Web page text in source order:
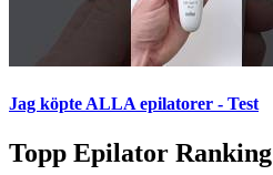
Jag köpte ALLA epilatorer - Test
Topp Epilator Ranking